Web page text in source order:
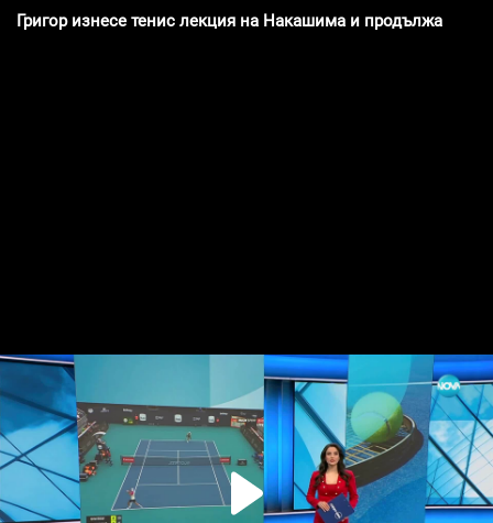
Григор изнесе тенис лекция на Накашима и продължава